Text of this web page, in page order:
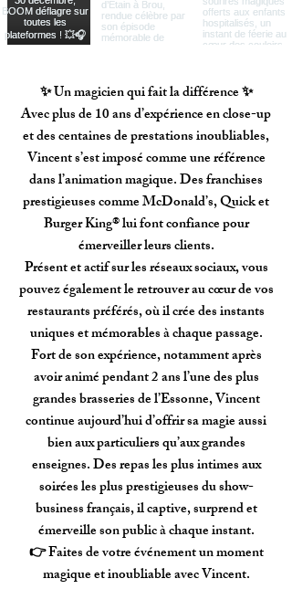
✨ Un magicien qui fait la différence ✨
Avec plus de 10 ans d’expérience en close-up
et des centaines de prestations inoubliables,
Vincent s’est imposé comme une référence
dans l’animation magique. Des franchises
prestigieuses comme McDonald’s, Quick et
Burger King® lui font confiance pour
émerveiller leurs clients.
Présent et actif sur les réseaux sociaux, vous
pouvez également le retrouver au cœur de vos
restaurants préférés, où il crée des instants
uniques et mémorables à chaque passage.
Fort de son expérience, notamment après
avoir animé pendant 2 ans l’une des plus
grandes brasseries de l’Essonne, Vincent
continue aujourd’hui d’offrir sa magie aussi
bien aux particuliers qu’aux grandes
enseignes. Des repas les plus intimes aux
soirées les plus prestigieuses du show-
business français, il captive, surprend et
émerveille son public à chaque instant.
👉 Faites de votre événement un moment
magique et inoubliable avec Vincent.